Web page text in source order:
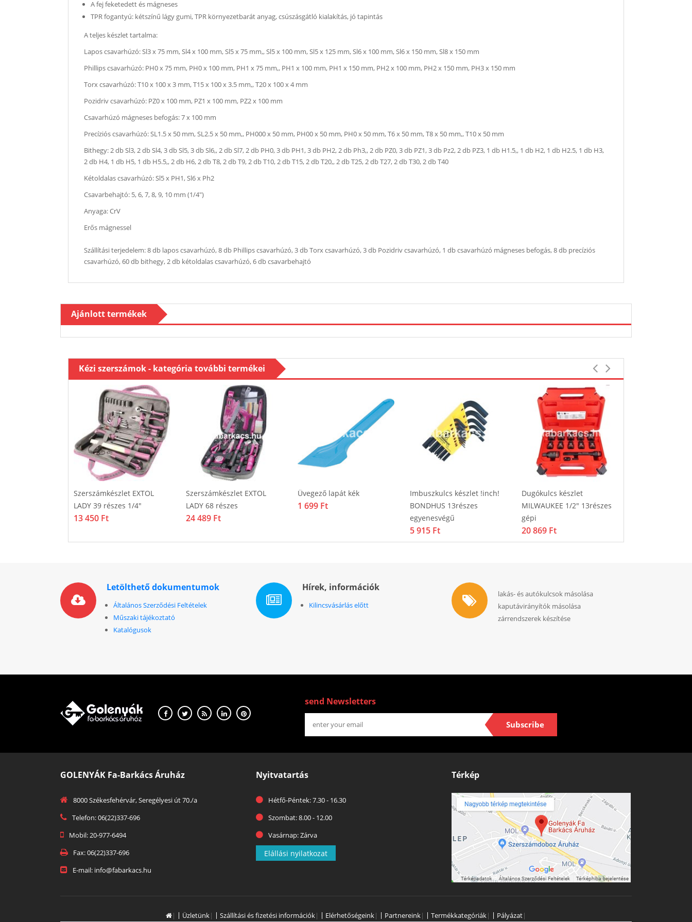
A fej feketedett és mágneses
TPR fogantyú: kétszínű lágy gumi, TPR környezetbarát anyag, csúszásgátló kialakítás, jó tapintás
A teljes készlet tartalma:
Lapos csavarhúzó: Sl3 x 75 mm, Sl4 x 100 mm, Sl5 x 75 mm,, Sl5 x 100 mm, Sl5 x 125 mm, Sl6 x 100 mm, Sl6 x 150 mm, Sl8 x 150 mm
Phillips csavarhúzó: PH0 x 75 mm, PH0 x 100 mm, PH1 x 75 mm,, PH1 x 100 mm, PH1 x 150 mm, PH2 x 100 mm, PH2 x 150 mm, PH3 x 150 mm
Torx csavarhúzó: T10 x 100 x 3 mm, T15 x 100 x 3.5 mm,, T20 x 100 x 4 mm
Pozidriv csavarhúzó: PZ0 x 100 mm, PZ1 x 100 mm, PZ2 x 100 mm
Csavarhúzó mágneses befogás: 7 x 100 mm
Precíziós csavarhúzó: SL1.5 x 50 mm, SL2.5 x 50 mm,, PH000 x 50 mm, PH00 x 50 mm, PH0 x 50 mm, T6 x 50 mm, T8 x 50 mm,, T10 x 50 mm
Bithegy: 2 db Sl3, 2 db Sl4, 3 db Sl5, 3 db Sl6,, 2 db Sl7, 2 db PH0, 3 db PH1, 3 db PH2, 2 db Ph3,, 2 db PZ0, 3 db PZ1, 3 db Pz2, 2 db PZ3, 1 db H1.5,, 1 db H2, 1 db H2.5, 1 db H3,
2 db H4, 1 db H5, 1 db H5.5,, 2 db H6, 2 db T8, 2 db T9, 2 db T10, 2 db T15, 2 db T20,, 2 db T25, 2 db T27, 2 db T30, 2 db T40
Kétoldalas csavarhúzó: Sl5 x PH1, Sl6 x Ph2
Csavarbehajtó: 5, 6, 7, 8, 9, 10 mm (1/4")
Anyaga: CrV
Erős mágnessel
Szállítási terjedelem: 8 db lapos csavarhúzó, 8 db Phillips csavarhúzó, 3 db Torx csavarhúzó, 3 db Pozidriv csavarhúzó, 1 db csavarhúzó mágneses befogás, 8 db precíziós
csavarhúzó, 60 db bithegy, 2 db kétoldalas csavarhúzó, 6 db csavarbehajtó
Ajánlott termékek
Kézi szerszámok - kategória további termékei
Szerszámkészlet EXTOL
LADY 39 részes 1/4"
13 450 Ft
Szerszámkészlet EXTOL
LADY 68 részes
24 489 Ft
Üvegező lapát kék
1 699 Ft
Imbuszkulcs készlet !inch!
BONDHUS 13részes
egyenesvégű
5 915 Ft
Dugókulcs készlet
MILWAUKEE 1/2" 13részes
gépi
20 869 Ft
Letölthető dokumentumok
Általános Szerződési Feltételek
Műszaki tájékoztató
Katalógusok
Hírek, információk
Kilincsvásárlás előtt
lakás- és autókulcsok másolása
kaputávirányítók másolása
zárrendszerek készítése
send Newsletters
Subscribe
GOLENYÁK Fa-Barkács Áruház
8000 Székesfehérvár, Seregélyesi út 70./a
Telefon: 06(22)337-696
Mobil: 20-977-6494
Fax: 06(22)337-696
E-mail: info@fabarkacs.hu
Nyitvatartás
Hétfő-Péntek: 7.30 - 16.30
Szombat: 8.00 - 12.00
Vasárnap: Zárva
Elállási nyilatkozat
Térkép
| Üzletünk| Szállítási és fizetési információk| Elérhetőségeink| Partnereink| Termékkategóriák| Pályázat|